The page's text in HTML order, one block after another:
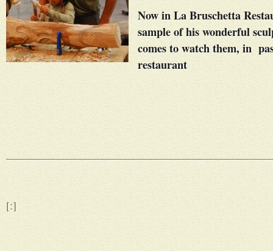
Now inLa Bruschetta
sample of his wonderful
comes to watch them, in
restaurant
[:]